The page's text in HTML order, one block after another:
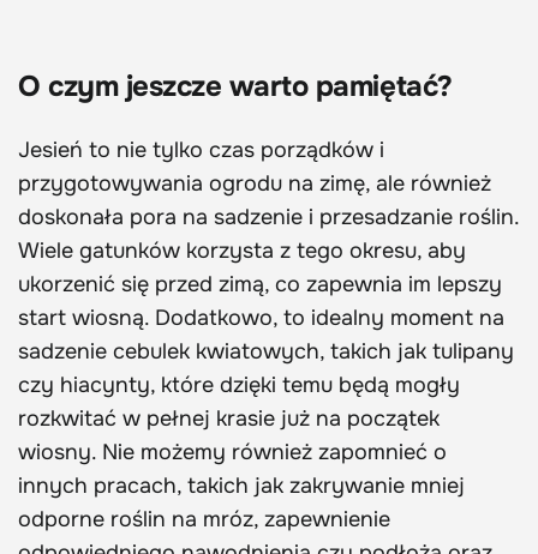
O czym jeszcze warto pamiętać?
Jesień to nie tylko czas porządków i
przygotowywania ogrodu na zimę, ale również
doskonała pora na sadzenie i przesadzanie roślin.
Wiele gatunków korzysta z tego okresu, aby
ukorzenić się przed zimą, co zapewnia im lepszy
start wiosną. Dodatkowo, to idealny moment na
sadzenie cebulek kwiatowych, takich jak tulipany
czy hiacynty, które dzięki temu będą mogły
rozkwitać w pełnej krasie już na początek
wiosny. Nie możemy również zapomnieć o
innych pracach, takich jak zakrywanie mniej
odporne roślin na mróz, zapewnienie